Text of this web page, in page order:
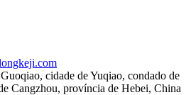
cidade de Yuqiao, condado de
Cangzhou, província de Hebei, China